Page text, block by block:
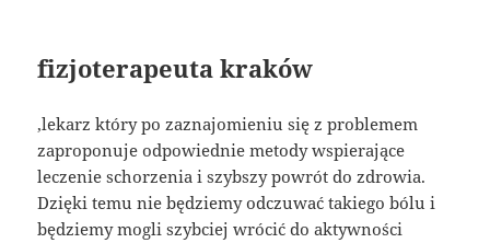
fizjoterapeuta kraków
,lekarz który po zaznajomieniu się z problemem
zaproponuje odpowiednie metody wspierające
leczenie schorzenia i szybszy powrót do zdrowia.
Dzięki temu nie będziemy odczuwać takiego bólu i
będziemy mogli szybciej wrócić do aktywności